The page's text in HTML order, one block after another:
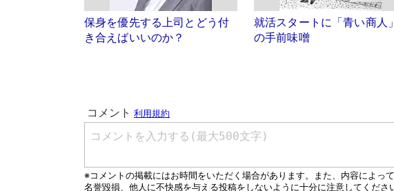
保身を優先する上司とどう付
き合えばいいのか？
就活スタートに「青い商人」
の手前味噌